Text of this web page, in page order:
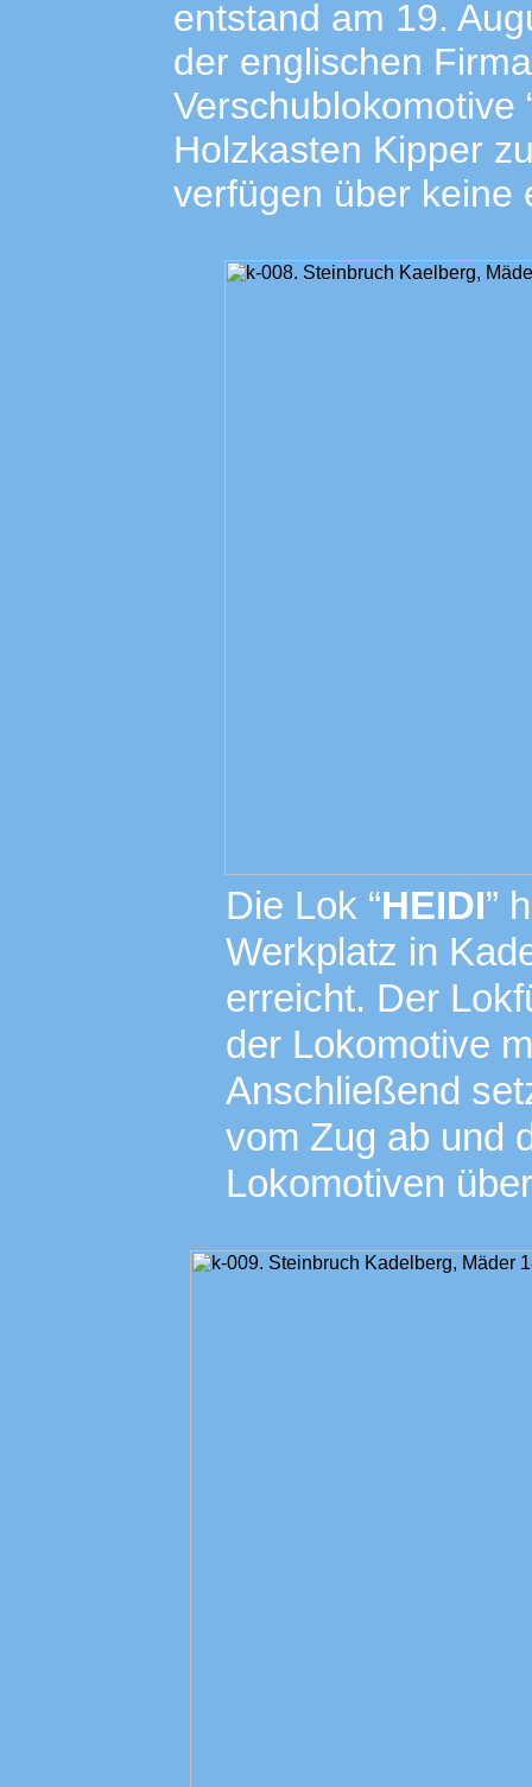
entstand am 19.
der englischen
Verschublokomotive
Holzkasten Kipper
verfügen über keine
Die Lok “HEIDI”
Werkplatz in
erreicht. Der
der Lokomotive
Anschließend
vom Zug ab und
Lokomotiven